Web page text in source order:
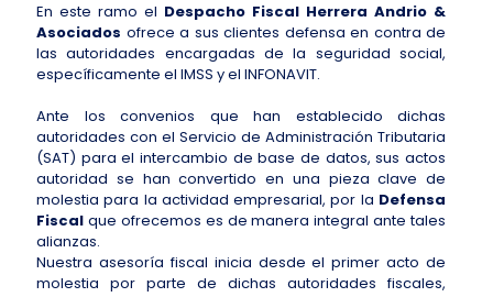
En este ramo el Despacho Fiscal Herrera Andrio &
Asociados ofrece a sus clientes defensa en contra de
las autoridades encargadas de la seguridad social,
específicamente el IMSS y el INFONAVIT.
Ante los convenios que han establecido dichas
autoridades con el Servicio de Administración Tributaria
(SAT) para el intercambio de base de datos, sus actos
autoridad se han convertido en una pieza clave de
molestia para la actividad empresarial, por la Defensa
Fiscal que ofrecemos es de manera integral ante tales
alianzas.
Nuestra asesoría fiscal inicia desde el primer acto de
molestia por parte de dichas autoridades fiscales,